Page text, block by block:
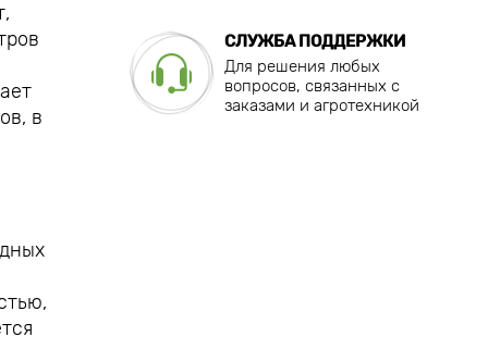
в
СЛУЖБА ПОДДЕРЖКИ
Для решения любых
вопросов, связанных с
заказами и агротехникой